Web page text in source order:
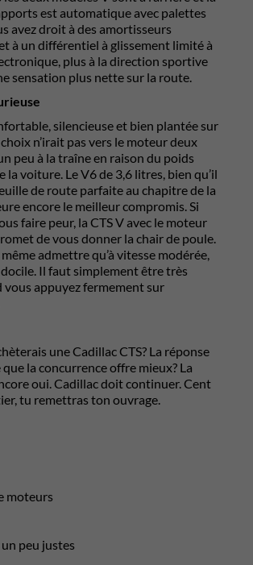
est automatique avec palettes
avez droit à des amortisseurs
à un différentiel à glissement limité à
plus à la direction sportive
sensation plus nette sur la route.
silencieuse et bien plantée sur
n’irait pas vers le moteur deux
peu à la traîne en raison du poids
la voiture. Le V6 de 3,6 litres, bien qu’il
de route parfaite au chapitre de la
encore le meilleur compromis. Si
faire peur, la CTS V avec le moteur
de vous donner la chair de poule.
admettre qu’à vitesse modérée,
Il faut simplement être très
vous appuyez fermement sur
une Cadillac CTS? La réponse
la concurrence offre mieux? La
oui. Cadillac doit continuer. Cent
tu remettras ton ouvrage.
moteurs
peu justes